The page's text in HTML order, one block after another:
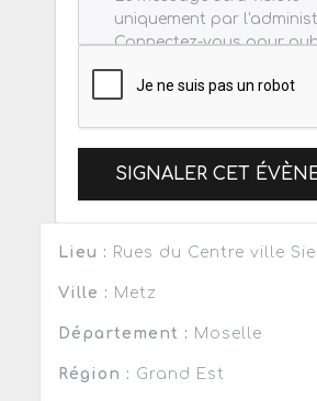
SIGNALER CET
Lieu : Rues du Centre ville
Ville : Metz
Département : Moselle
Région : Grand Est